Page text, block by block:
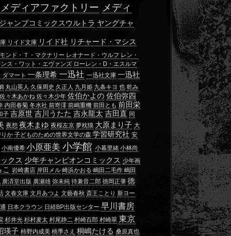
メディアファクトリー メディ
ャンプコミックスウルトラ ヤングチャ
リイド文庫 リイド社 リチャード・マシス
ンド・Ｔ・マクナリー レオナード・ウルフ レン・
ンス・ワット・エヴァンズ ローレン・D・エスルマ
ダマート 一条理希 一迅社 一迅社文庫 一迅社
丸山英人 久保周史 久正人 九月姫 九条キヨ 也 乾み
佐々木あかね 佐々木少年 佐伯かよの 佐伯弥四
内田春菊 冬水社 前嵜澪 前嶋重機 前田とも 前田栄
子 吉原世 吉川うたた 吉永龍太 吉田直 同
夜想 夜木まゆ 夜桜左京 夢枕獏 大原まり子 大
か 子どものための世界文学の森 学習研究社 安
小南優希 小原亜美 小学館 小暮里緒 小林尚
クス 少年チャンピオンコミックス 少年画
岩崎書店 岸田メル 崎浜かおる 嶋田二毛作 嶋田
廣済堂出版 廣瀬雄 弥未純 待兼音二郎 徳岡正肇 徳
文春文庫 文月あつよ 文藝春秋 斎王ことり 新ヨー
日本クラウン 日経BP出版センター 早川書房
杉井光 杉村麦太 村尾静二 村崎百郎 村崎翠 東京
瑛子 柿野内成美 桃季さえ 桐嶋たける 桑原真也